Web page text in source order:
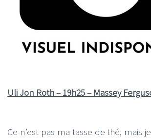
Uli Jon Roth – 19h25 – Massey
Ce n’est pas ma tasse de thé, mais